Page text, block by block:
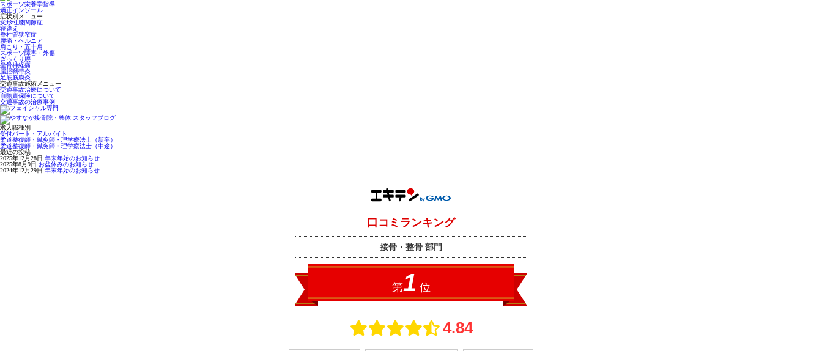
スポーツ栄養学指導
矯正インソール
症状別メニュー
変形性膝関節症
寝違え
脊柱管狭窄症
腰痛・ヘルニア
肩こり・五十肩
スポーツ障害・外傷
ぎっくり腰
坐骨神経痛
腸脛靭帯炎
足底筋膜炎
交通事故施術メニュー
交通事故治療について
自賠責保険について
交通事故の治療事例
求人職種別
受付パート・アルバイト
柔道整復師・鍼灸師・理学療法士（新卒）
柔道整復師・鍼灸師・理学療法士（中途）
最近の投稿
2025年12月28日 年末年始のお知らせ
2025年8月9日 お盆休みのお知らせ
2024年12月29日 年末年始のお知らせ